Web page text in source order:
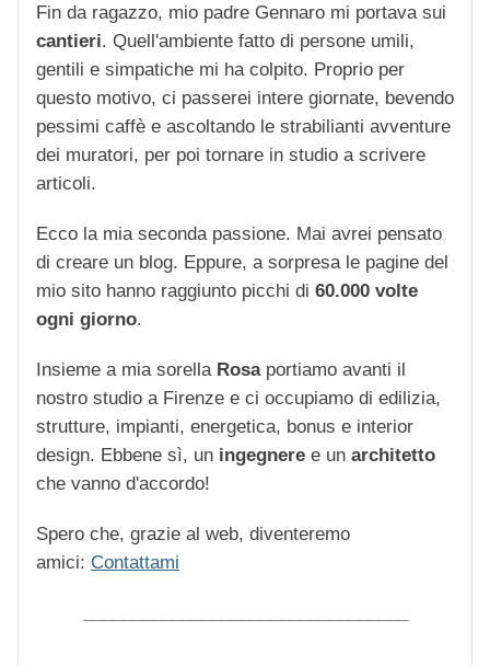
Fin da ragazzo, mio padre Gennaro mi portava sui
cantieri. Quell'ambiente fatto di persone umili,
gentili e simpatiche mi ha colpito. Proprio per
questo motivo, ci passerei intere giornate, bevendo
pessimi caffè e ascoltando le strabilianti avventure
dei muratori, per poi tornare in studio a scrivere
articoli.
Ecco la mia seconda passione. Mai avrei pensato
di creare un blog. Eppure, a sorpresa le pagine del
mio sito hanno raggiunto picchi di 60.000 volte
ogni giorno.
Insieme a mia sorella Rosaportiamo avanti il
nostro studio a Firenze e ci occupiamo di edilizia,
strutture, impianti, energetica, bonus e interior
design. Ebbene sì, un ingegnere e un architetto
che vanno d'accordo!
Spero che, grazie al web, diventeremo
amici: Contattami